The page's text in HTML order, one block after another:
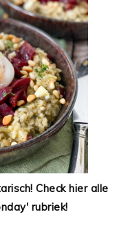
Check hier alle
rubriek!